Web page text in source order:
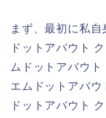
まず、最初に私
ドットアバウト
ムドットアバウ
エムドットアバウ
ドットアバウト